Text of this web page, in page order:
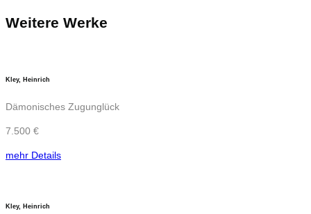
Weitere Werke
Kley, Heinrich
Dämonisches Zugunglück
7.500 €
mehr Details
Kley, Heinrich